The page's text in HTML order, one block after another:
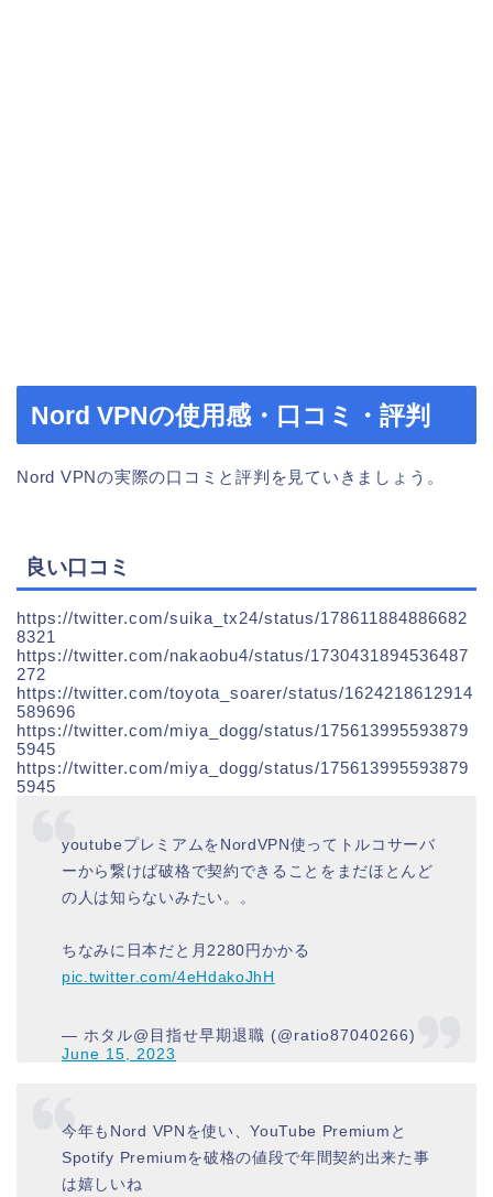
Nord VPNの使用感・口コミ・評判
Nord VPNの実際の口コミと評判を見ていきましょう。
良い口コミ
https://twitter.com/suika_tx24/status/178611884886682
8321
https://twitter.com/nakaobu4/status/1730431894536487
272
https://twitter.com/toyota_soarer/status/1624218612914
589696
https://twitter.com/miya_dogg/status/175613995593879
5945
https://twitter.com/miya_dogg/status/175613995593879
5945
youtubeプレミアムをNordVPN使ってトルコサーバ
ーから繋けば破格で契約できることをまだほとんど
の人は知らないみたい。。
ちなみに日本だと月2280円かかる
pic.twitter.com/4eHdakoJhH
— ホタル@目指せ早期退職 (@ratio87040266)
June 15, 2023
今年もNord VPNを使い、YouTube Premiumと
Spotify Premiumを破格の値段で年間契約出来た事
は嬉しいね